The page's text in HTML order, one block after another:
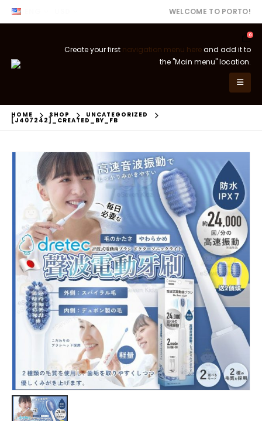
WELCOME TO PORTO!
0
Create your first navigation menu hereand add it to
the "Main menu" location.
HOME SHOP UNCATEGORIZED
[J407242]_CREATED_BY_FB